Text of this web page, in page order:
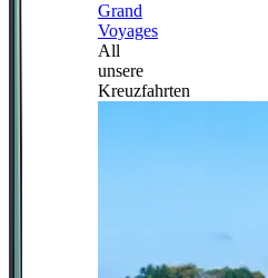
Grand
Voyages
All
unsere
Kreuzfahrten